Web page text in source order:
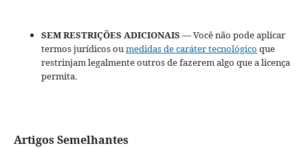
SEM RESTRIÇÕES ADICIONAIS — Você não pode aplicar
termos jurídicos oumedidas de caráter tecnológico que
restrinjam legalmente outros de fazerem algo que a licença
permita.
Artigos Semelhantes